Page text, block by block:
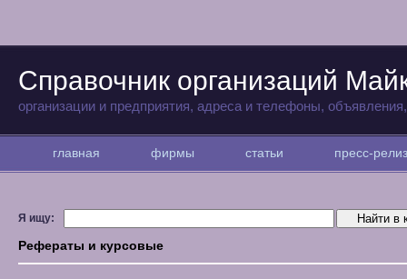
Справочник организаций
организации и предприятия, адреса и телефоны,
главная фирмы статьи пресс-
Я ищу:
Рефераты и курсовые